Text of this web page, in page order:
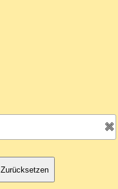
Zurücksetzen